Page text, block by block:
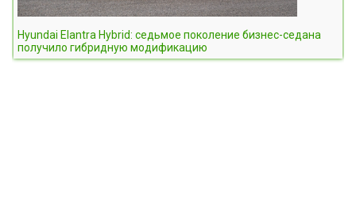
Hyundai Elantra Hybrid: седьмое поколение бизнес-седана
получило гибридную модификацию